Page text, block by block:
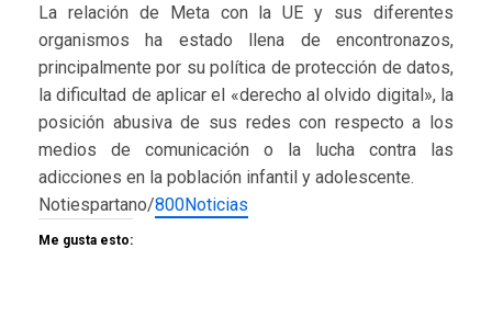
La relación de Meta con la UE y sus diferentes
organismos ha estado llena de encontronazos,
principalmente por su política de protección de datos,
la dificultad de aplicar el «derecho al olvido digital», la
posición abusiva de sus redes con respecto a los
medios de comunicación o la lucha contra las
adicciones en la población infantil y adolescente.
Notiespartano/800Noticias
Me gusta esto: